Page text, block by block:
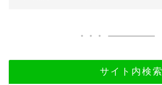
サイト内検索